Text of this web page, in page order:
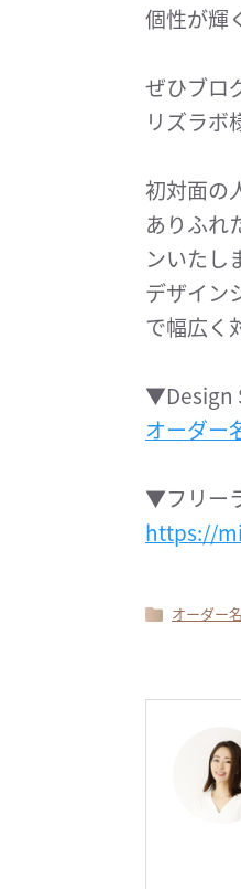
個性が輝
ぜひブロ
リズラ
初対面の
ありふれ
ンいたし
デザイン
で幅広く
▼Design
オーダー
▼フリー
https://
オーダー